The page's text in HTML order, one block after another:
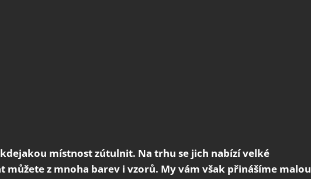
místnost zútulnit. Na trhu se jich nabízí velké
můžete z mnoha barev i vzorů. My vám však přinášíme malou